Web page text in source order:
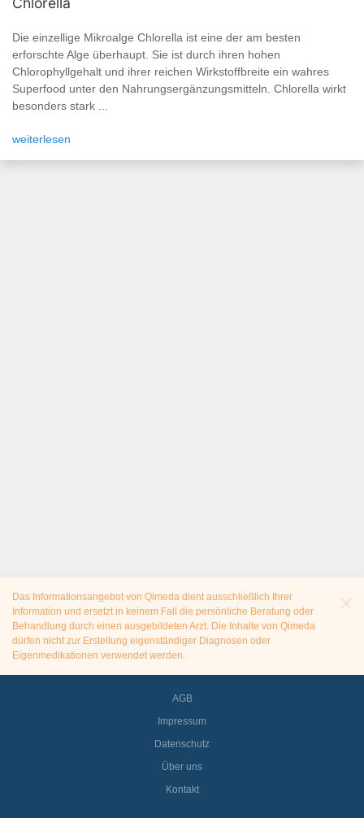
Die einzellige Mikroalge Chlorella ist eine der am besten
erforschte Alge überhaupt. Sie ist durch ihren hohen
Chlorophyllgehalt und ihrer reichen Wirkstoffbreite ein wahres
Superfood unter den Nahrungsergänzungsmitteln. Chlorella wirkt
besonders stark ...
weiterlesen
Das Informationsangebot von Qimeda dient ausschließlich Ihrer
Information und ersetzt in keinem Fall die persönliche Beratung oder
Behandlung durch einen ausgebildeten Arzt. Die Inhalte von Qimeda
dürfen nicht zur Erstellung eigenständiger Diagnosen oder
Eigenmedikationen verwendet werden.
AGB
Impressum
Datenschutz
Über uns
Kontakt